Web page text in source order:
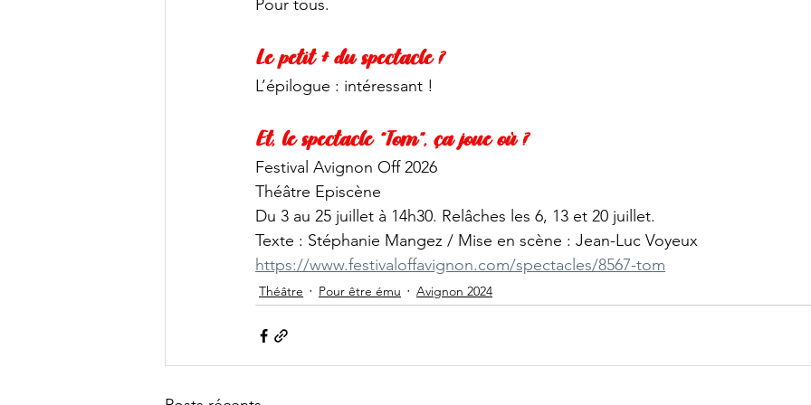
Pour tous.
Le petit + du spectacle ?
L’épilogue : intéressant !
Et, le spectacle “Tom”, ça joue où ?
Festival Avignon Off 2026
Théâtre Episcène
Du 3 au 25 juillet à 14h30. Relâches les 6, 13 et 20 juillet.
Texte : Stéphanie Mangez / Mise en scène : Jean-Luc Voyeux
https://www.festivaloffavignon.com/spectacles/8567-tom
Théâtre Pour être ému Avignon 2024